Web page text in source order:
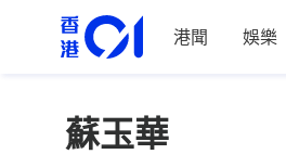
港聞 娛樂
蘇玉華